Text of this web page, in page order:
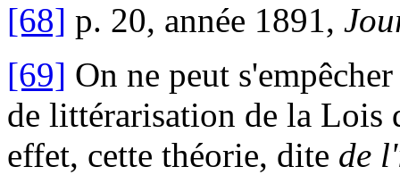
[68] p. 20, année 1891,
[69] On ne peut
de littérarisation de la Lois
effet, cette théorie, dite de